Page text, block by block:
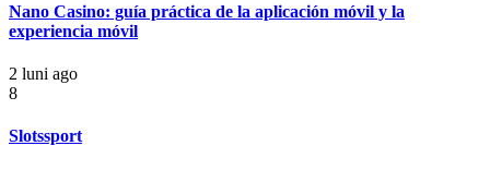
Nano Casino: guía práctica de la aplicación móvil y la
experiencia móvil
2 luni ago
8
Slotssport